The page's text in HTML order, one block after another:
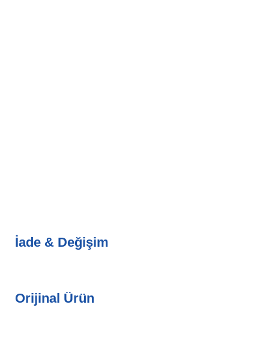
İade & Değişim
Orijinal Ürün